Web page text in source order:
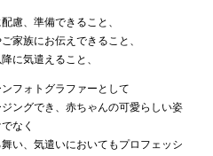
慮、準備できること、
家族にお伝えできること、
に気遣えること、
フォトグラファーとして
ングでき、赤ちゃんの可愛らしい姿
なく
い、気遣いにおいてもプロフェッシ